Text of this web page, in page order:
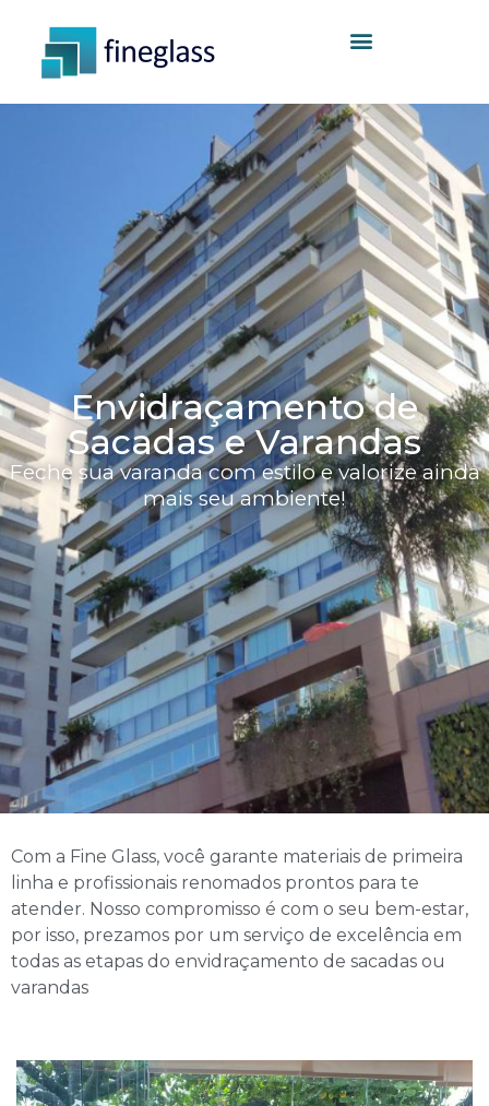
Envidraçamento de
Sacadas e Varandas
Feche sua varanda com estilo e valorize ainda
mais seu ambiente!
Com a Fine Glass, você garante materiais de primeira
linha e profissionais renomados prontos para te
atender. Nosso compromisso é com o seu bem-estar,
por isso, prezamos por um serviço de excelência em
todas as etapas do envidraçamento de sacadas ou
varandas